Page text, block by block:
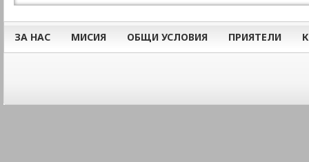
ЗА НАС МИСИЯ ОБЩИ УСЛОВИЯ ПРИЯТЕЛИ